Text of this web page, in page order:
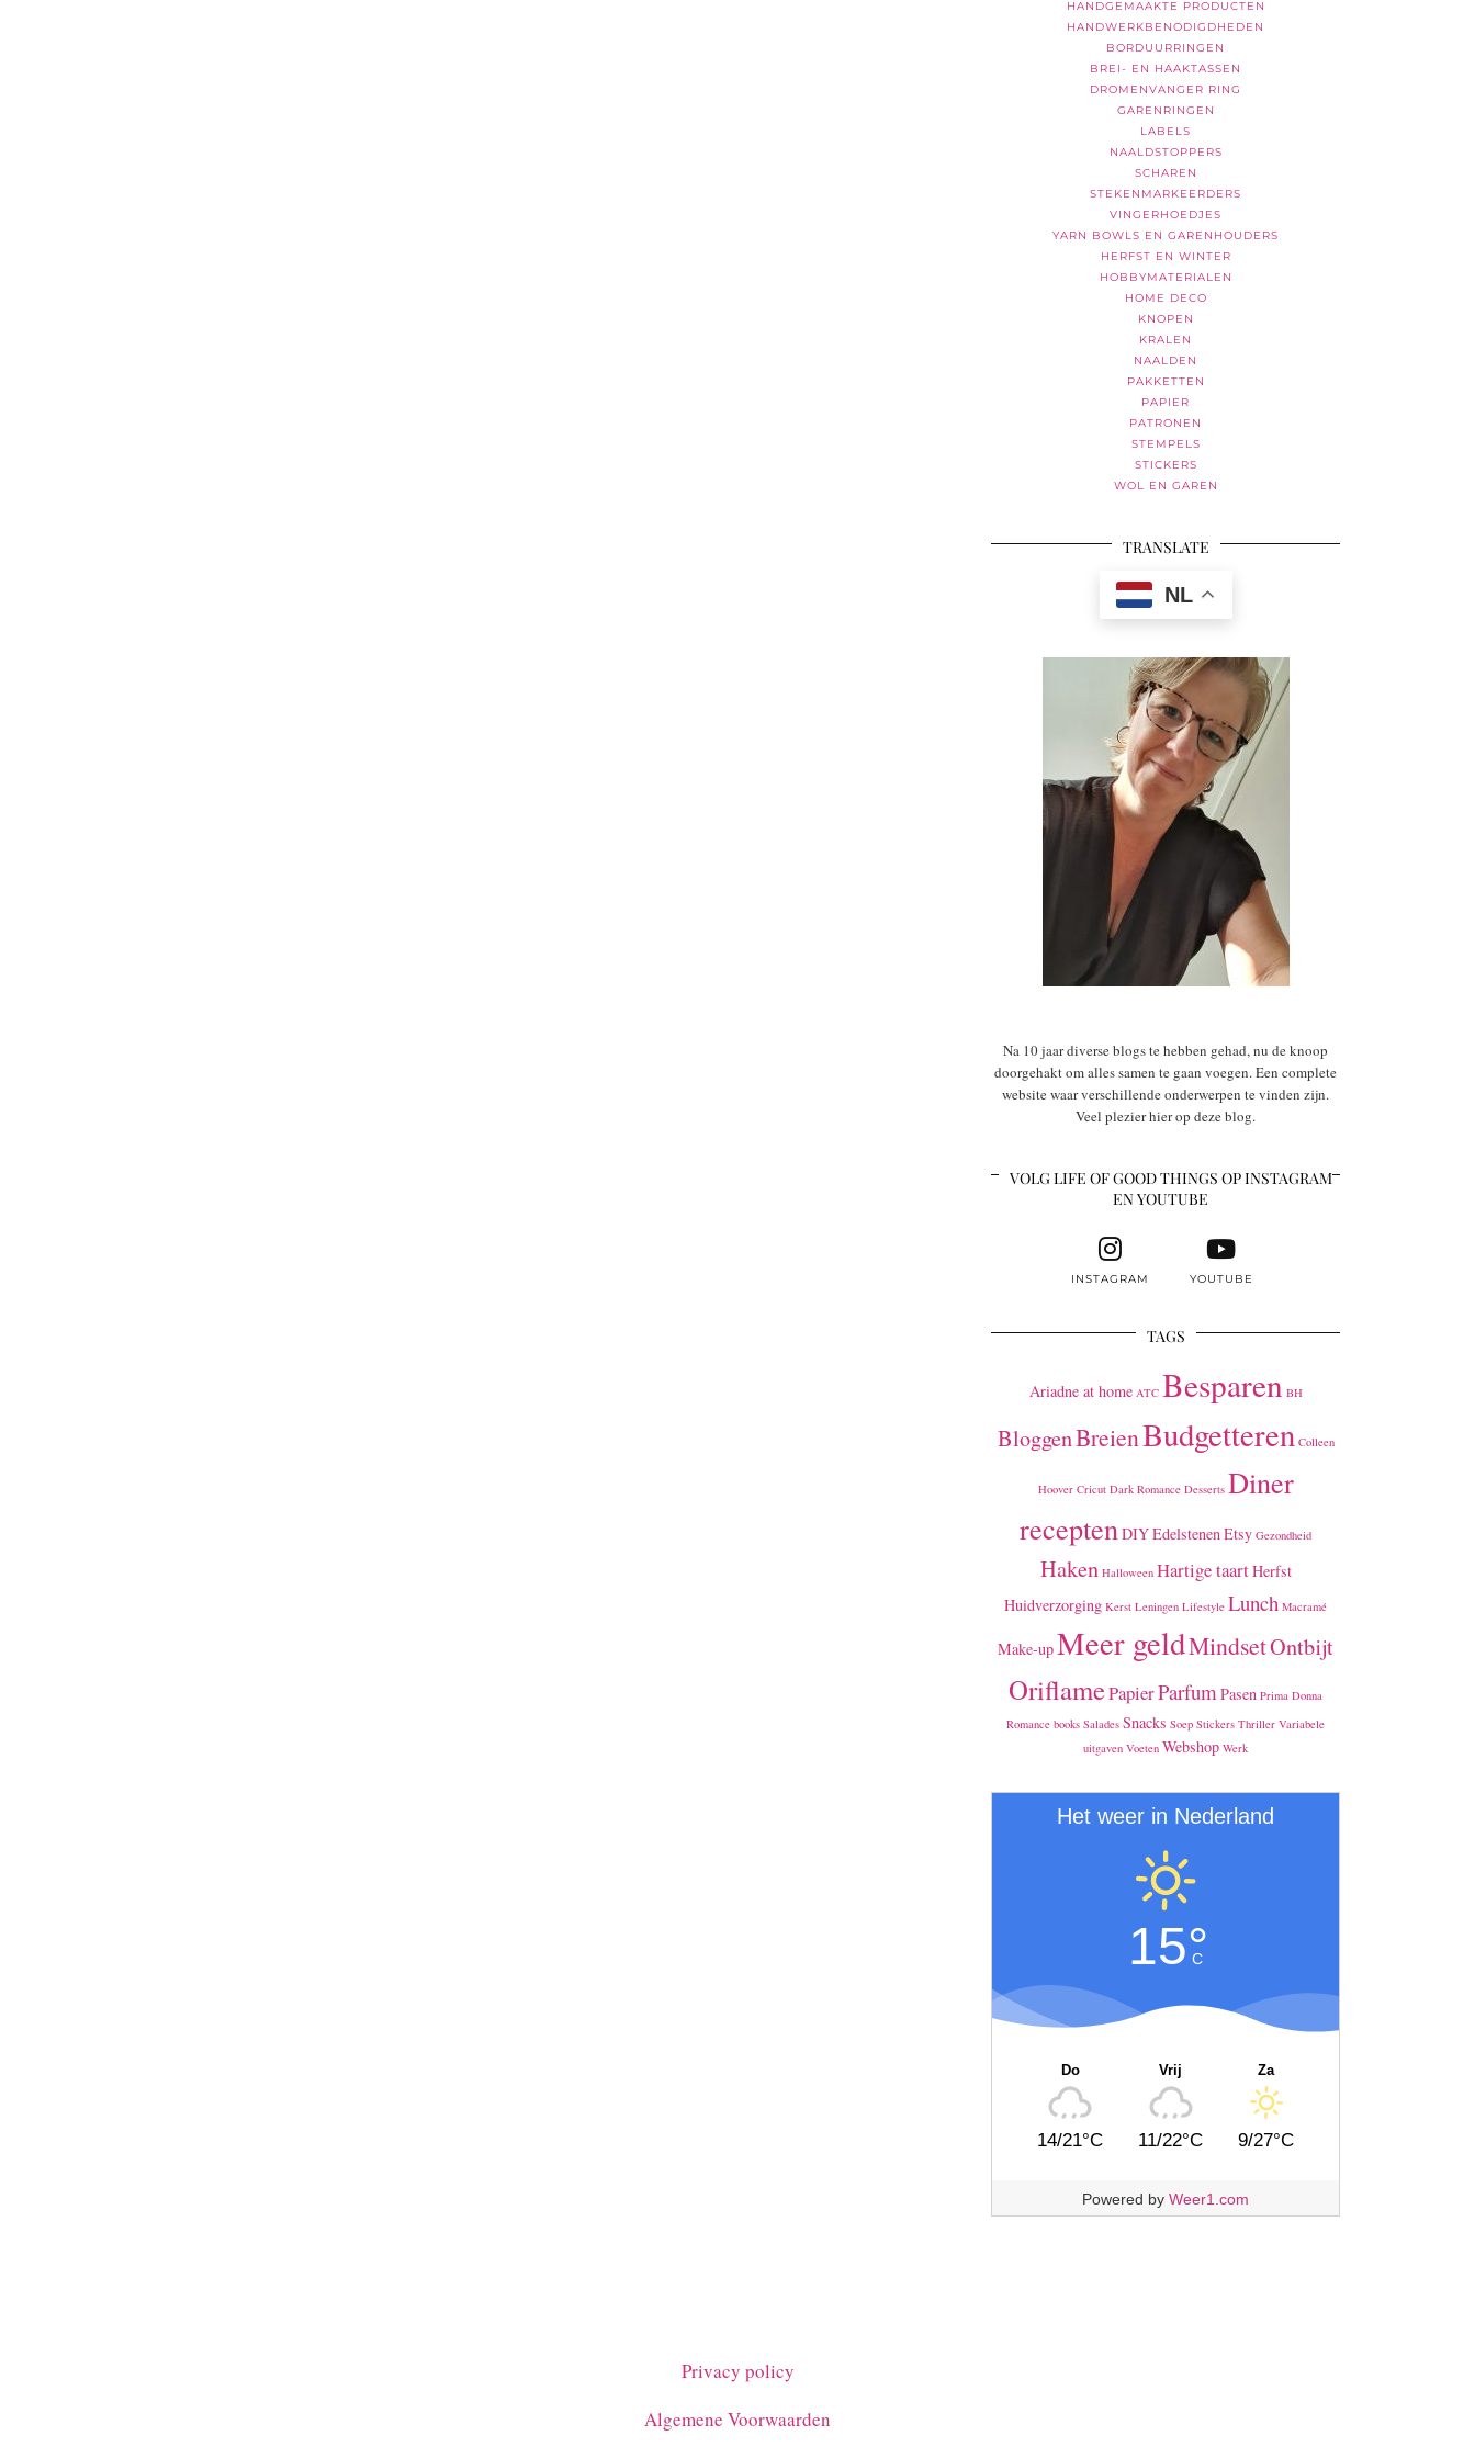
HANDGEMAAKTE PRODUCTEN
HANDWERKBENODIGDHEDEN
BORDUURRINGEN
BREI- EN HAAKTASSEN
DROMENVANGER RING
GARENRINGEN
LABELS
NAALDSTOPPERS
SCHAREN
STEKENMARKEERDERS
VINGERHOEDJES
YARN BOWLS EN GARENHOUDERS
HERFST EN WINTER
HOBBYMATERIALEN
HOME DECO
KNOPEN
KRALEN
NAALDEN
PAKKETTEN
PAPIER
PATRONEN
STEMPELS
STICKERS
WOL EN GAREN
TRANSLATE
NL
Na 10 jaar diverse blogs te hebben gehad, nu de knoop
doorgehakt om alles samen te gaan voegen. Een complete
website waar verschillende onderwerpen te vinden zijn.
Veel plezier hier op deze blog.
VOLG LIFE OF GOOD THINGS OP INSTAGRAM
EN YOUTUBE
INSTAGRAM YOUTUBE
TAGS
Ariadne at home ATC Besparen BH
BloggenBreienBudgetteren Colleen
Hoover Cricut Dark Romance Desserts Diner
receptenDIYEdelstenenEtsy Gezondheid
Haken Halloween Hartige taartHerfst
Huidverzorging Kerst Leningen Lifestyle Lunch Macramé
Make-upMeer geldMindsetOntbijt
OriflamePapierParfumPasen Prima Donna
Romance books Salades Snacks Soep Stickers Thriller Variabele
uitgaven Voeten Webshop Werk
Het weer in Nederland
15°
C
Do
14/21°C
Vrij
11/22°C
Za
9/27°C
Powered by Weer1.com
Privacy policy
Algemene Voorwaarden